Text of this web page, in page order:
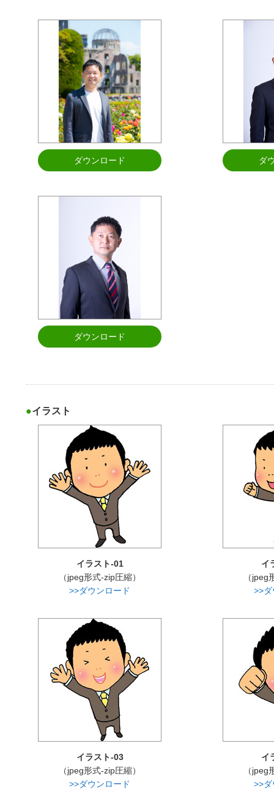
ダウンロード ダ
ダウンロード
イラスト
イラスト-01
（jpeg形式-zip圧縮）
>>ダウンロード
イ
（jpeg
>>
イラスト-03
（jpeg形式-zip圧縮）
>>ダウンロード
イ
（jpeg
>>